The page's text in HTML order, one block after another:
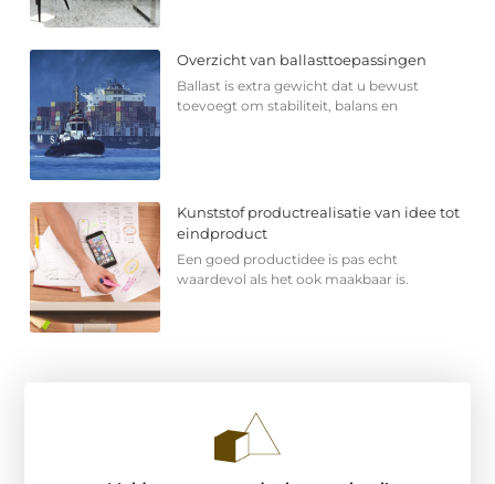
Overzicht van ballasttoepassingen
Ballast is extra gewicht dat u bewust
toevoegt om stabiliteit, balans en
Kunststof productrealisatie van idee tot
eindproduct
Een goed productidee is pas echt
waardevol als het ook maakbaar is.